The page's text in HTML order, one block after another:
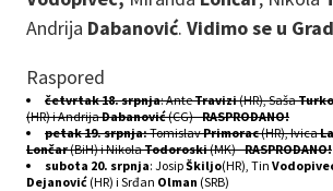
Andrija Dabanović. Vidimo se u
Raspored
četvrtak 18. srpnja: AnteTravizi(HR), Saša
(HR) i AndrijaDabanović(CG) -RASPRODANO!
petak 19. srpnja:TomislavPrimorac(HR), Ivica
Lončar(BiH) i NikolaTodoroski(MK) -RASPRODANO!
subota 20. srpnja: JosipŠkiljo(HR), Tin
Dejanović (HR) i Srđan Olman (SRB)